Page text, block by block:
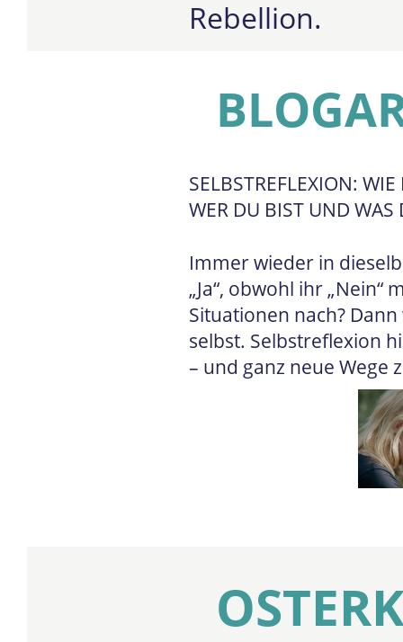
Rebellion.
SELBSTREFLEXION:
WER DU BIST UND
Immer wieder in
„Ja“, obwohl ihr
Situationen nach?
selbst. Selbstreflexion
– und ganz neue Wege